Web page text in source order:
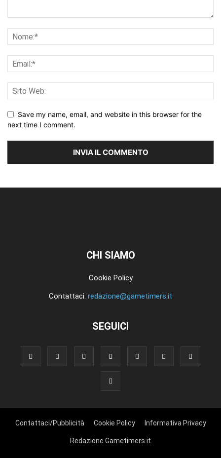
Save my name, email, and website in this browser for the
next time I comment.
CHI SIAMO
Cookie Policy
Contattaci: redazione@gametimers.it
SEGUICI
Contattaci/Pubblicità Cookie Policy Informativa Privacy
Redazione Gametimers.it